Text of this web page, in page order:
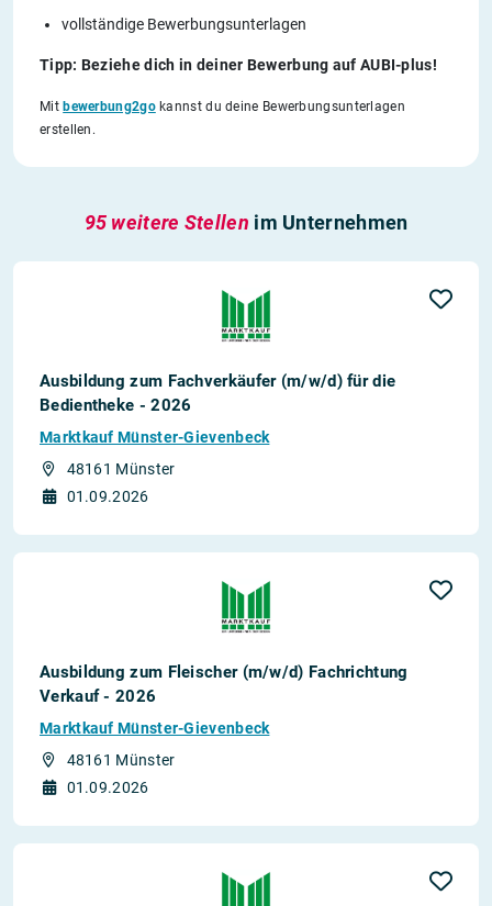
vollständige Bewerbungsunterlagen
Tipp: Beziehe dich in deiner Bewerbung auf AUBI-plus!
Mit bewerbung2gokannst du deine Bewerbungsunterlagen
erstellen.
95 weitere Stellen im Unternehmen
Ausbildung zum Fachverkäufer (m/w/d) für die
Bedientheke - 2026
Marktkauf Münster-Gievenbeck
48161 Münster
01.09.2026
Ausbildung zum Fleischer (m/w/d) Fachrichtung
Verkauf - 2026
Marktkauf Münster-Gievenbeck
48161 Münster
01.09.2026